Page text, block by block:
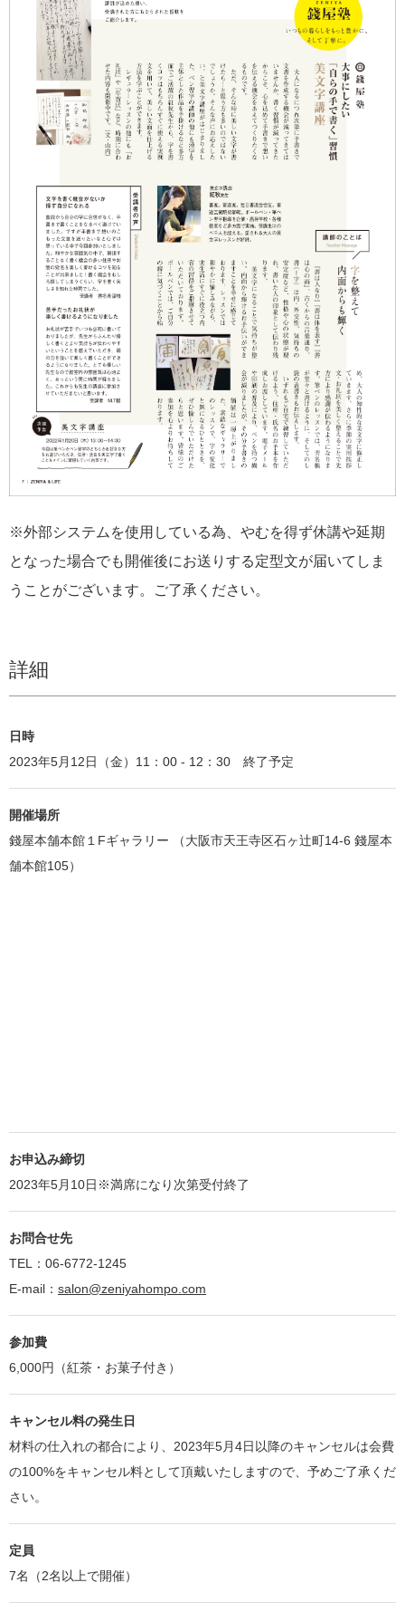
※外部システムを使用している為、やむを得ず休講や延期
となった場合でも開催後にお送りする定型文が届いてしま
うことがございます。ご了承ください。
詳細
日時
2023年5月12日（金）11：00 - 12：30 終了予定
開催場所
錢屋本舗本館１Fギャラリー （大阪市天王寺区石ヶ辻町14-6 錢屋本
舗本館105）
お申込み締切
2023年5月10日※満席になり次第受付終了
お問合せ先
TEL：06-6772-1245
E-mail： salon@zeniyahompo.com
参加費
6,000円（紅茶・お菓子付き）
キャンセル料の発生日
材料の仕入れの都合により、2023年5月4日以降のキャンセルは会費
の100%をキャンセル料として頂戴いたしますので、予めご了承くだ
さい。
定員
7名（2名以上で開催）